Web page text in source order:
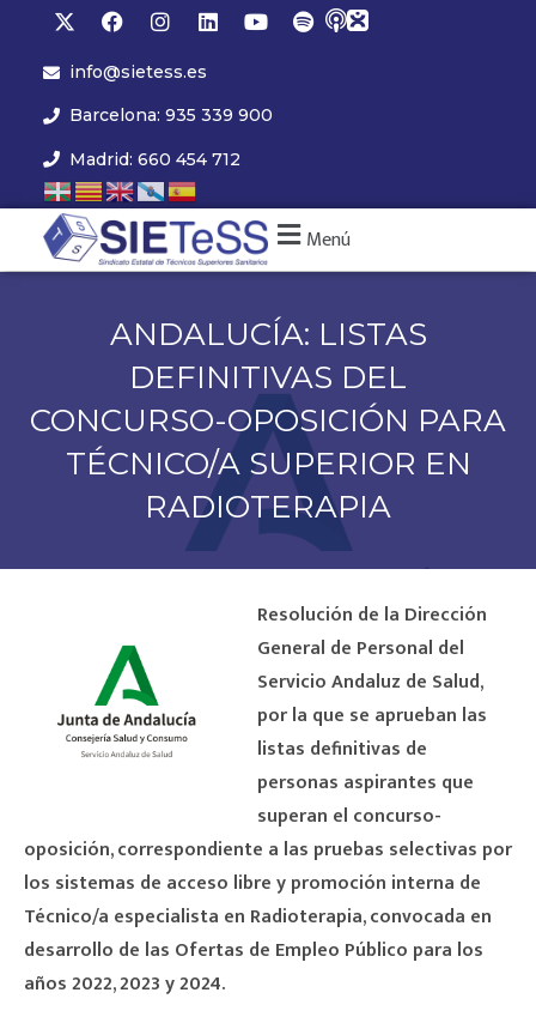
info@sietess.es
Barcelona: 935 339 900
Madrid: 660 454 712
Menú
ANDALUCÍA: LISTAS
DEFINITIVAS DEL
CONCURSO-OPOSICIÓN PARA
TÉCNICO/A SUPERIOR EN
RADIOTERAPIA
Resolución de la Dirección
General de Personal del
Servicio Andaluz de Salud,
por la que se aprueban las
listas definitivas de
personas aspirantes que
superan el concurso-
oposición, correspondiente a las pruebas selectivas por
los sistemas de acceso libre y promoción interna de
Técnico/a especialista en Radioterapia, convocada en
desarrollo de las Ofertas de Empleo Público para los
años 2022, 2023 y 2024.